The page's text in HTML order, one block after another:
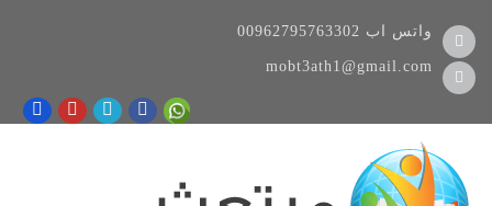
00962795763302 واتس اب
mobt3ath1@gmail.com